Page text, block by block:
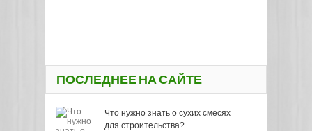
ПОСЛЕДНЕЕ НА САЙТЕ
Что нужно знать о сухих смесях
для строительства?